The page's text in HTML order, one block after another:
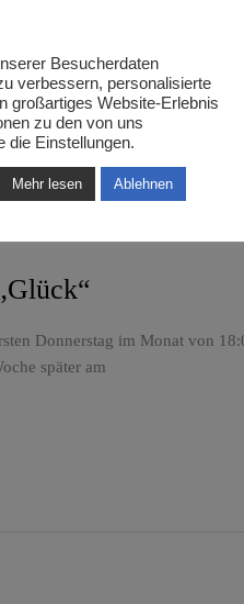
Die Einwahl in die
Donnerstag im Monat von
später am
Besucherdaten
verbessern, personalisierte
großartiges Website-Erlebnis
zu den von uns
die Einstellungen.
Mehr lesen Ablehnen